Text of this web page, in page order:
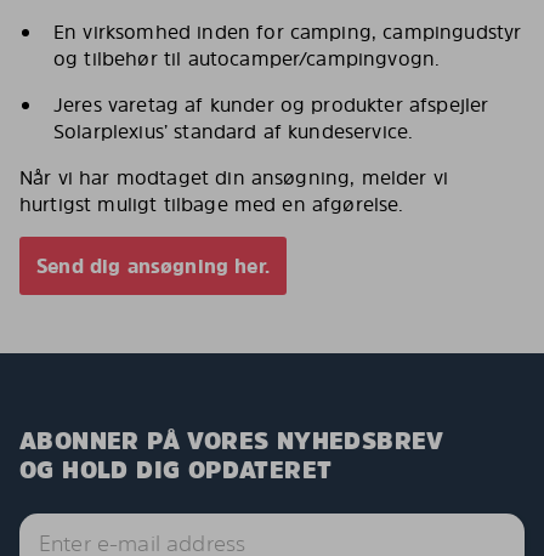
En virksomhed inden for camping, campingudstyr
og tilbehør til autocamper/campingvogn.
Jeres varetag af kunder og produkter afspejler
Solarplexius’ standard af kundeservice.
Når vi har modtaget din ansøgning, melder vi
hurtigst muligt tilbage med en afgørelse.
Send dig ansøgning her.
ABONNER PÅ VORES NYHEDSBREV
OG HOLD DIG OPDATERET